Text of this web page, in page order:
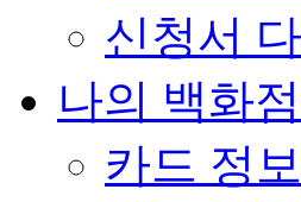
신청서
나의 백화
카드 정보